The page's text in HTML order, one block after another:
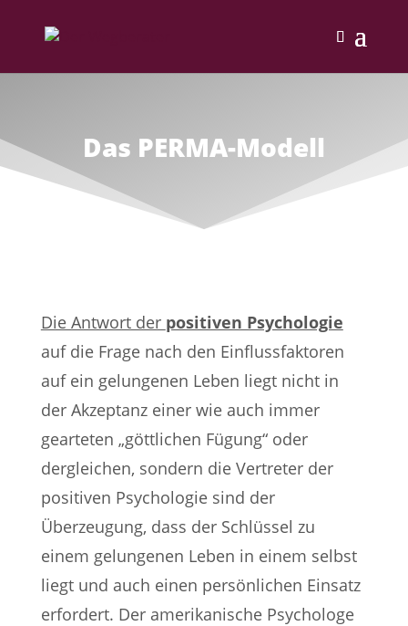
Das PERMA-Modell
Die Antwort der positiven Psychologie
auf die Frage nach den Einflussfaktoren
auf ein gelungenen Leben liegt nicht in
der Akzeptanz einer wie auch immer
gearteten „göttlichen Fügung“ oder
dergleichen, sondern die Vertreter der
positiven Psychologie sind der
Überzeugung, dass der Schlüssel zu
einem gelungenen Leben in einem selbst
liegt und auch einen persönlichen Einsatz
erfordert. Der amerikanische Psychologe